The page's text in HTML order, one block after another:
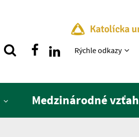
Katolícka
Rýchle menu
Rýchle odkazy
Medzinárodné